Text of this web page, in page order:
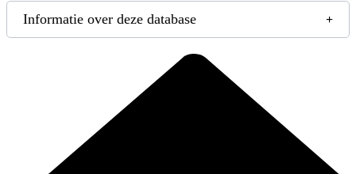
Informatie over deze database